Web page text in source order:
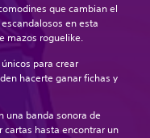
que cambian el
en esta
mazos roguelike.
para crear
hacerte ganar fichas y
una banda sonora de
cartas hasta encontrar un